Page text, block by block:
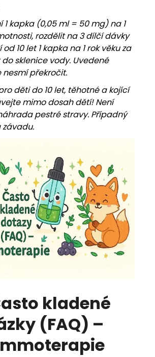
1 kapka (0,05 ml = 50 mg) na 1
rozdělit na 3 dílčí dávky
10 let 1 kapka na 1 rok věku za
sklenice vody. Uvedené
nesmí překročit.
děti do 10 let, těhotné a kojící
mimo dosah dětí! Není
pestré stravy. Případný
závadu.
kladené
(FAQ) –